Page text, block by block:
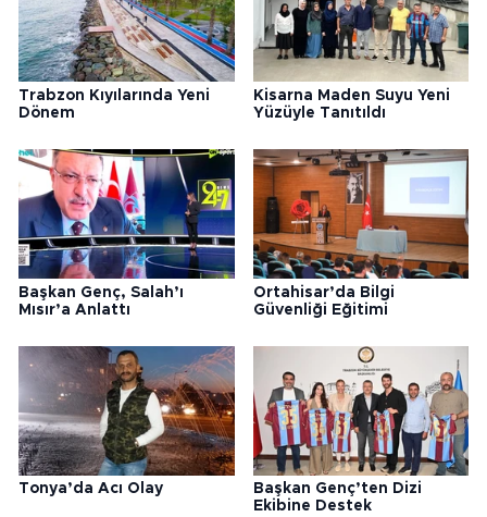
Trabzon Kıyılarında Yeni
Dönem
Kisarna Maden Suyu Yeni
Yüzüyle Tanıtıldı
Başkan Genç, Salah’ı
Mısır’a Anlattı
Ortahisar’da Bilgi
Güvenliği Eğitimi
Tonya’da Acı Olay
Başkan Genç’ten Dizi
Ekibine Destek